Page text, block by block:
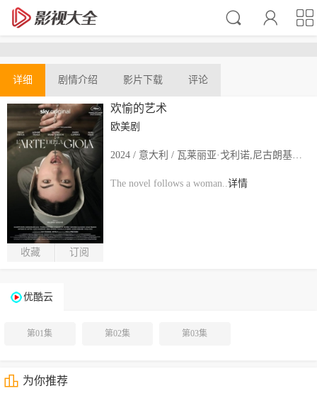
详细 剧情介绍 影片下载 评论
收藏 订阅
欢愉的艺术
欧美剧
2024 / 意大利 / 瓦莱丽亚·戈利诺,尼古朗基罗·杰洛米尼
The novel follows a woman..详情
优酷云
第01集 第02集 第03集
为你推荐